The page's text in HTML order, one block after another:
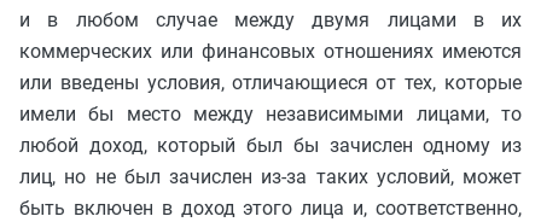
и в любом случае между двумя лицами в их
коммерческих или финансовых отношениях имеются
или введены условия, отличающиеся от тех, которые
имели бы место между независимыми лицами, то
любой доход, который был бы зачислен одному из
лиц, но не был зачислен из-за таких условий, может
быть включен в доход этого лица и, соответственно,